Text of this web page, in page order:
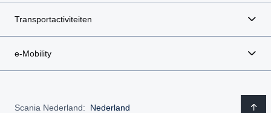
Transportactiviteiten
e-Mobility
Scania Nederland: Nederland